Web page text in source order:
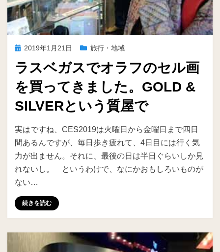
投
日:
2019年1月21日 旅行・地域
ラスベガスでオラフのセル画
を買ってきました。GOLD &
SILVERという質屋で
投稿者 ike
実はですね、CES2019は火曜日から金曜日まで四日
間あるんですが、毎日歩き疲れて、4日目には行く気
力が出ません。それに、最後の日は半日ぐらいしか見
れないし。 というわけで、なにかおもしろいものが
ない…
続きを読む